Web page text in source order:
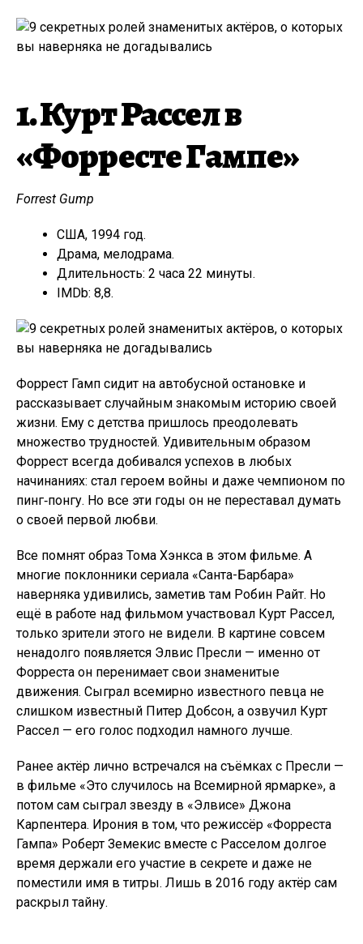
1. Курт Рассел в
«Форресте Гампе»
Forrest Gump
США, 1994 год.
Драма, мелодрама.
Длительность: 2 часа 22 минуты.
IMDb: 8,8.
Форрест Гамп сидит на автобусной остановке и
рассказывает случайным знакомым историю своей
жизни. Ему с детства пришлось преодолевать
множество трудностей. Удивительным образом
Форрест всегда добивался успехов в любых
начинаниях: стал героем войны и даже чемпионом по
пинг‑понгу. Но все эти годы он не переставал думать
о своей первой любви.
Все помнят образ Тома Хэнкса в этом фильме. А
многие поклонники сериала «Санта-Барбара»
наверняка удивились, заметив там Робин Райт. Но
ещё в работе над фильмом участвовал Курт Рассел,
только зрители этого не видели. В картине совсем
ненадолго появляется Элвис Пресли — именно от
Форреста он перенимает свои знаменитые
движения. Сыграл всемирно известного певца не
слишком известный Питер Добсон, а озвучил Курт
Рассел — его голос подходил намного лучше.
Ранее актёр лично встречался на съёмках с Пресли —
в фильме «Это случилось на Всемирной ярмарке», а
потом сам сыграл звезду в «Элвисе» Джона
Карпентера. Ирония в том, что режиссёр «Форреста
Гампа» Роберт Земекис вместе с Расселом долгое
время держали его участие в секрете и даже не
поместили имя в титры. Лишь в 2016 году актёр сам
раскрыл тайну.